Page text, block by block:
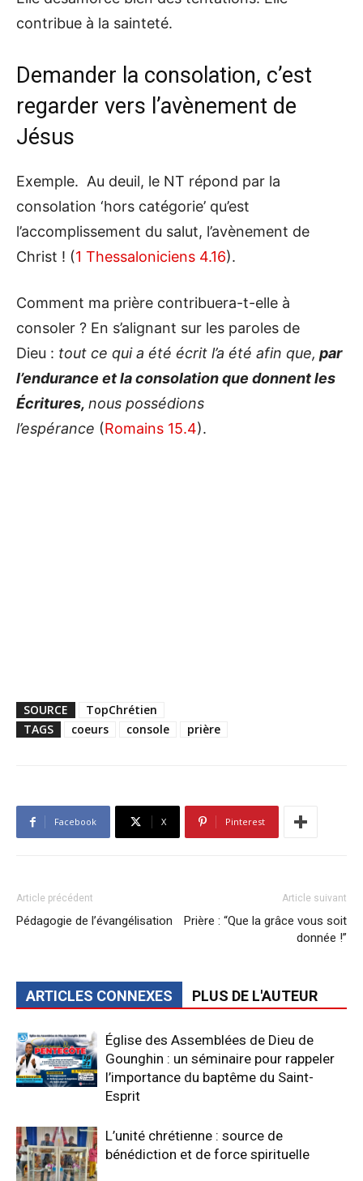
contribue à la sainteté.
Demander la consolation, c’est
regarder vers l’avènement de
Jésus
Exemple. Au deuil, le NT répond par la
consolation ‘hors catégorie’ qu’est
l’accomplissement du salut, l’avènement de
Christ ! (1 Thessaloniciens 4.16).
Comment ma prière contribuera-t-elle à
consoler ? En s’alignant sur les paroles de
Dieu : tout ce qui a été écrit l’a été afin que, par
l’endurance et la consolation que donnent les
Écritures, nous possédions
l’espérance (Romains 15.4).
SOURCE
TopChrétien
TAGS
coeurs console prière
Facebook X Pinterest
Article précédent
Pédagogie de l’évangélisation
Article suivant
Prière : “Que la grâce vous soit
donnée !”
ARTICLES CONNEXES PLUS DE L'AUTEUR
Église des Assemblées de Dieu de
Gounghin : un séminaire pour rappeler
l’importance du baptême du Saint-
Esprit
L’unité chrétienne : source de
bénédiction et de force spirituelle